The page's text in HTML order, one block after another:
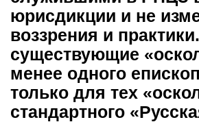
юрисдикции и не
воззрения и
существующие
менее одного
только для тех
стандартного